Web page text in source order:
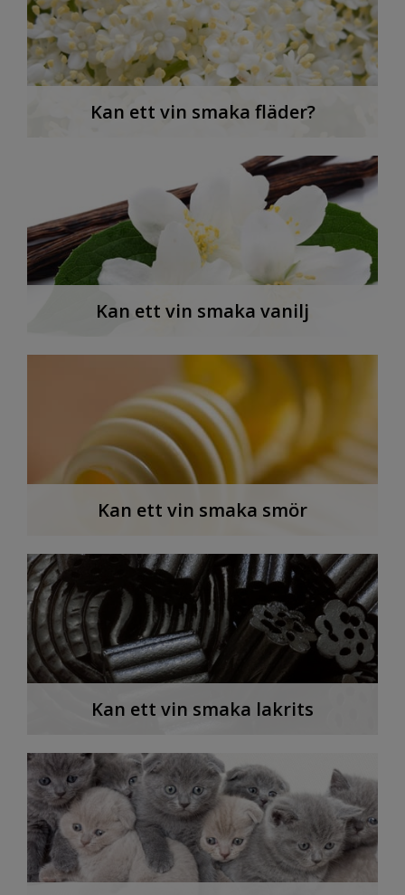
Kan ett vin smaka fläder?
Kan ett vin smaka vanilj
Kan ett vin smaka smör
Kan ett vin smaka lakrits